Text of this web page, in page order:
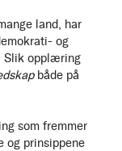
land, har
og
Slik opplæring
både på
som fremmer
og prinsippene